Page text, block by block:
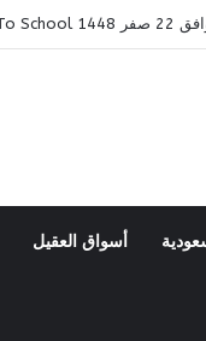
أسواق العقيل